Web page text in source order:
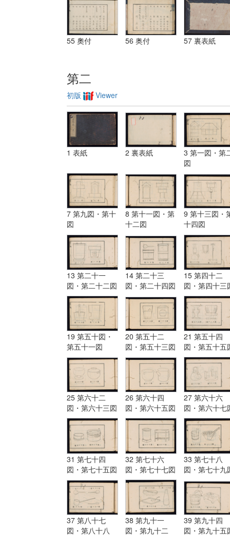
55 奧付 56 奥付 57 裏表紙
第二
初版 Viewer
1 表紙 2 裏表紙
3 第一図・第
図
7 第九図・第十
図
8 第十一図・第
十二図
9 第十三図・
十四図
13 第二十一
図・第二十二図
14 第二十三
図・第二十四図
15 第四十二
図・第四十三
19 第五十図・
第五十一図
20 第五十二
図・第五十三図
21 第五十四
図・第五十五
25 第六十二
図・第六十三図
26 第六十四
図・第六十五図
27 第六十六
図・第六十七
31 第七十四
図・第七十五図
32 第七十六
図・第七十七図
33 第七十八
図・第七十九
37 第八十七
図・第八十八
38 第九十一
図・第九十二
39 第九十四
図・第九十五